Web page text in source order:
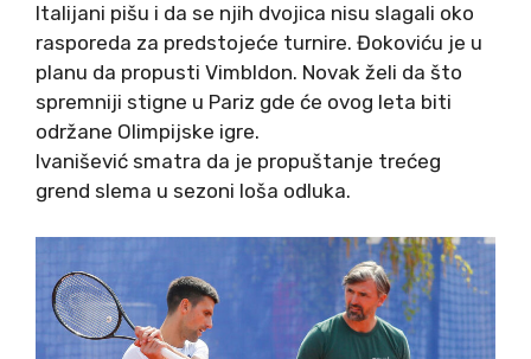
Italijani pišu i da se njih dvojica nisu slagali oko
rasporeda za predstojeće turnire. Đokoviću je u
planu da propusti Vimbldon. Novak želi da što
spremniji stigne u Pariz gde će ovog leta biti
održane Olimpijske igre.
Ivanišević smatra da je propuštanje trećeg
grend slema u sezoni loša odluka.